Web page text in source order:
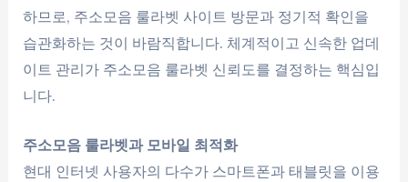
하므로, 주소모음 룰라벳 사이트 방문과 정기적 확인을
습관화하는 것이 바람직합니다. 체계적이고 신속한 업데
이트 관리가 주소모음 룰라벳 신뢰도를 결정하는 핵심입
니다.
주소모음 룰라벳과 모바일 최적화
현대 인터넷 사용자의 다수가 스마트폰과 태블릿을 이용